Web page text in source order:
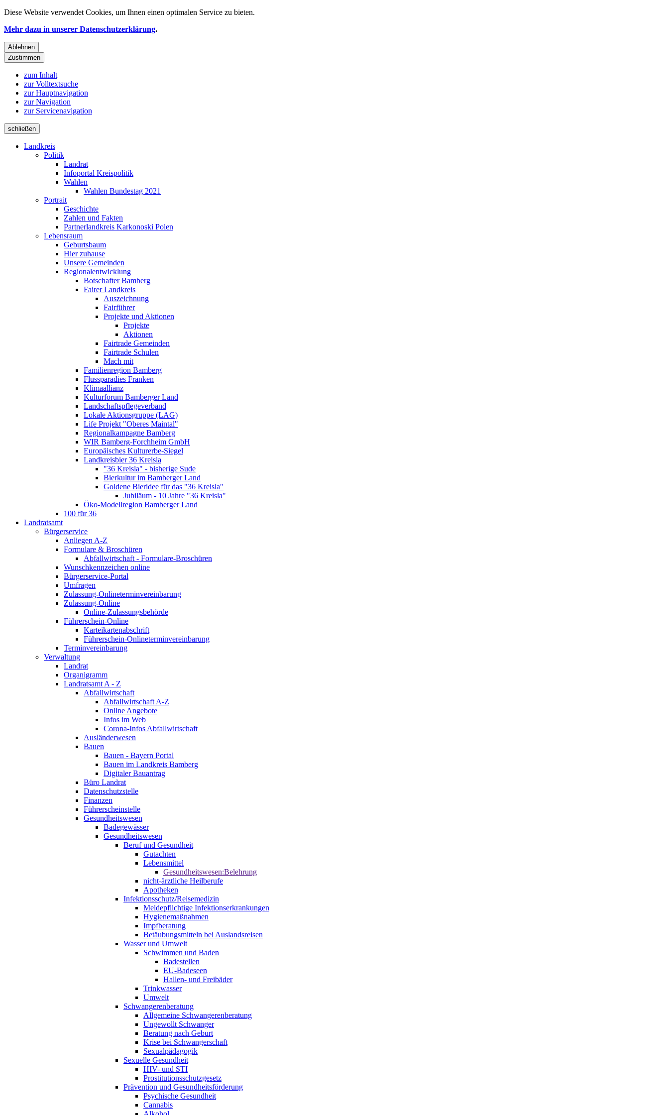
Diese Website verwendet Cookies, um Ihnen einen optimalen Service zu bieten.
Mehr dazu in unserer Datenschutzerklärung.
Ablehnen
Zustimmen
zum Inhalt
zur Volltextsuche
zur Hauptnavigation
zur Navigation
zur Servicenavigation
schließen
Landkreis
Politik
Landrat
Infoportal Kreispolitik
Wahlen
Wahlen Bundestag 2021
Portrait
Geschichte
Zahlen und Fakten
Partnerlandkreis Karkonoski Polen
Lebensraum
Geburtsbaum
Hier zuhause
Unsere Gemeinden
Regionalentwicklung
Botschafter Bamberg
Fairer Landkreis
Auszeichnung
Fairführer
Projekte und Aktionen
Projekte
Aktionen
Fairtrade Gemeinden
Fairtrade Schulen
Mach mit
Familienregion Bamberg
Flussparadies Franken
Klimaallianz
Kulturforum Bamberger Land
Landschaftspflegeverband
Lokale Aktionsgruppe (LAG)
Life Projekt "Oberes Maintal"
Regionalkampagne Bamberg
WIR Bamberg-Forchheim GmbH
Europäisches Kulturerbe-Siegel
Landkreisbier 36 Kreisla
"36 Kreisla" - bisherige Sude
Bierkultur im Bamberger Land
Goldene Bieridee für das "36 Kreisla"
Jubiläum - 10 Jahre "36 Kreisla"
Öko-Modellregion Bamberger Land
100 für 36
Landratsamt
Bürgerservice
Anliegen A-Z
Formulare & Broschüren
Abfallwirtschaft - Formulare-Broschüren
Wunschkennzeichen online
Bürgerservice-Portal
Umfragen
Zulassung-Onlineterminvereinbarung
Zulassung-Online
Online-Zulassungsbehörde
Führerschein-Online
Karteikartenabschrift
Führerschein-Onlineterminvereinbarung
Terminvereinbarung
Verwaltung
Landrat
Organigramm
Landratsamt A - Z
Abfallwirtschaft
Abfallwirtschaft A-Z
Online Angebote
Infos im Web
Corona-Infos Abfallwirtschaft
Ausländerwesen
Bauen
Bauen - Bayern Portal
Bauen im Landkreis Bamberg
Digitaler Bauantrag
Büro Landrat
Datenschutzstelle
Finanzen
Führerscheinstelle
Gesundheitswesen
Badegewässer
Gesundheitswesen
Beruf und Gesundheit
Gutachten
Lebensmittel
Gesundheitswesen:Belehrung
nicht-ärztliche Heilberufe
Apotheken
Infektionsschutz/Reisemedizin
Meldepflichtige Infektionserkrankungen
Hygienemaßnahmen
Impfberatung
Betäubungsmitteln bei Auslandsreisen
Wasser und Umwelt
Schwimmen und Baden
Badestellen
EU-Badeseen
Hallen- und Freibäder
Trinkwasser
Umwelt
Schwangerenberatung
Allgemeine Schwangerenberatung
Ungewollt Schwanger
Beratung nach Geburt
Krise bei Schwangerschaft
Sexualpädagogik
Sexuelle Gesundheit
HIV- und STI
Prostitutionsschutzgesetz
Prävention und Gesundheitsförderung
Psychische Gesundheit
Cannabis